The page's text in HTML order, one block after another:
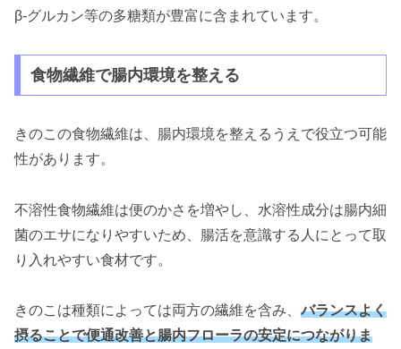
β-グルカン等の多糖類が豊富に含まれています。
食物繊維で腸内環境を整える
きのこの食物繊維は、腸内環境を整えるうえで役立つ可能
性があります。
不溶性食物繊維は便のかさを増やし、水溶性成分は腸内細
菌のエサになりやすいため、腸活を意識する人にとって取
り入れやすい食材です。
きのこは種類によっては両方の繊維を含み、 バランスよく
摂ることで便通改善と腸内フローラの安定につながりま